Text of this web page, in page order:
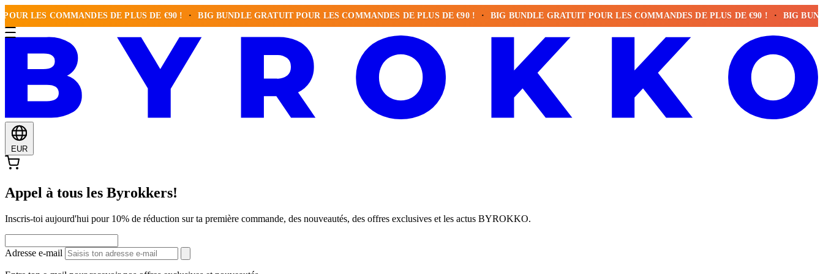
LES COMMANDES DE PLUS DE €90 ! BIG BUNDLE GRATUIT POUR LES COMMANDES DE PLUS DE €90 ! BIG BUNDLE GRATUIT POUR LES COMMANDES DE PLUS DE €90 ! BIG BUNDLE
EUR
Appel à tous les Byrokkers!
Inscris-toi aujourd'hui pour 10% de réduction sur ta première commande, des nouveautés, des offres exclusives et les actus BYROKKO.
Adresse e-mail